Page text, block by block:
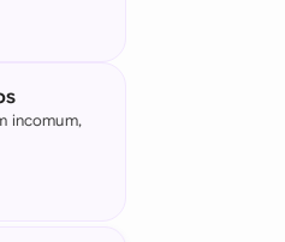
incomum,